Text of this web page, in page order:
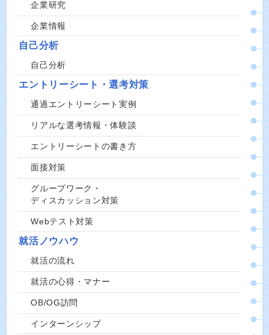
企業研究
企業情報
自己分析
自己分析
エントリーシート・選考対策
通過エントリーシート実例
リアルな選考情報・体験談
エントリーシートの書き方
面接対策
グループワーク・
ディスカッション対策
Webテスト対策
就活ノウハウ
就活の流れ
就活の心得・マナー
OB/OG訪問
インターンシップ